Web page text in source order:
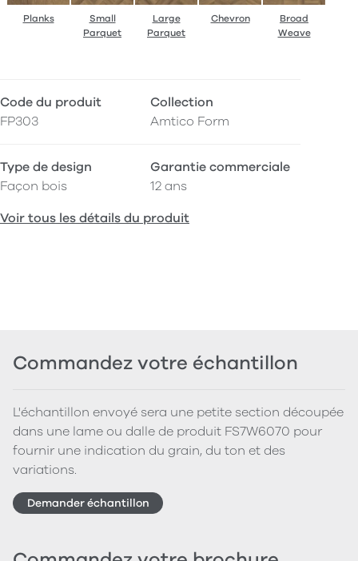
Planks
Small
Parquet
Large
Parquet
Chevron
Broad
Weave
Code du produit
FP303
Collection
Amtico Form
Type de design
Façon bois
Garantie commerciale
12 ans
Voir tous les détails du produit
Commandez votre échantillon
L'échantillon envoyé sera une petite section découpée
dans une lame ou dalle de produit FS7W6070 pour
fournir une indication du grain, du ton et des
variations.
Demander échantillon